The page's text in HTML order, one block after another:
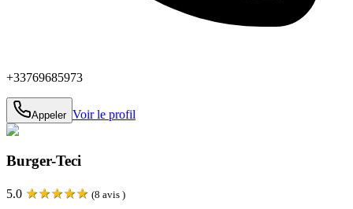
+33769685973
Appeler Voir le profil
Burger-Teci
5.0 ★★★★★ (8 avis )